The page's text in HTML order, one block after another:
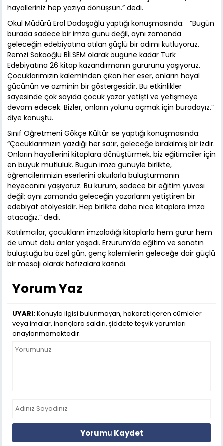
hayalleriniz hep yazıya dönüşsün.” dedi.
Okul Müdürü Erol Dadaşoğlu yaptığı konuşmasında: “Bugün
burada sadece bir imza günü değil, aynı zamanda
geleceğin edebiyatına atılan güçlü bir adımı kutluyoruz.
Remzi Sakaoğlu BİLSEM olarak bugüne kadar Türk
Edebiyatına 26 kitap kazandırmanın gururunu yaşıyoruz.
Çocuklarımızın kaleminden çıkan her eser, onların hayal
gücünün ve azminin bir göstergesidir. Bu etkinlikler
sayesinde çok sayıda çocuk yazar yetişti ve yetişmeye
devam edecek. Bizler, onların yolunu açmak için buradayız.”
diye konuştu.
Sınıf Öğretmeni Gökçe Kültür ise yaptığı konuşmasında:
“Çocuklarımızın yazdığı her satır, geleceğe bırakılmış bir izdir.
Onların hayallerini kitaplara dönüştürmek, biz eğitimciler için
en büyük mutluluk. Bugün imza günüyle birlikte,
öğrencilerimizin eserlerini okurlarla buluşturmanın
heyecanını yaşıyoruz. Bu kurum, sadece bir eğitim yuvası
değil; aynı zamanda geleceğin yazarlarını yetiştiren bir
edebiyat atölyesidir. Hep birlikte daha nice kitaplara imza
atacağız.” dedi.
Katılımcılar, çocukların imzaladığı kitaplarla hem gurur hem
de umut dolu anlar yaşadı. Erzurum’da eğitim ve sanatın
buluştuğu bu özel gün, genç kalemlerin geleceğe dair güçlü
bir mesajı olarak hafızalara kazındı.
Yorum Yaz
UYARI:Konuyla ilgisi bulunmayan, hakaret içeren cümleler
veya imalar, inançlara saldırı, şiddete teşvik yorumları
onaylanmamaktadır.
Yorumu Kaydet